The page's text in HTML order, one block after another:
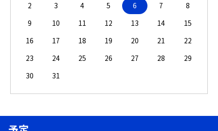
2
3 4 5 6 7
8
9
10 11 12 13 14
15
16
17 18 19 20 21
22
23
24 25 26 27 28
29
30
31